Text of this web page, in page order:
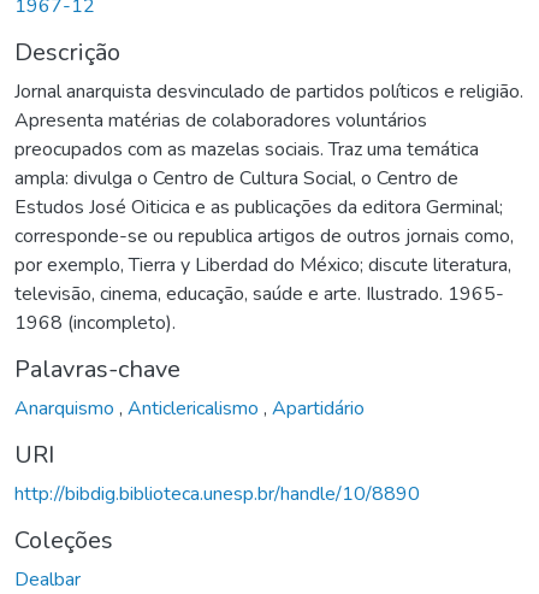
1967-12
Descrição
Jornal anarquista desvinculado de partidos políticos e religião.
Apresenta matérias de colaboradores voluntários
preocupados com as mazelas sociais. Traz uma temática
ampla: divulga o Centro de Cultura Social, o Centro de
Estudos José Oiticica e as publicações da editora Germinal;
corresponde-se ou republica artigos de outros jornais como,
por exemplo, Tierra y Liberdad do México; discute literatura,
televisão, cinema, educação, saúde e arte. Ilustrado. 1965-
1968 (incompleto).
Palavras-chave
Anarquismo , Anticlericalismo , Apartidário
URI
http://bibdig.biblioteca.unesp.br/handle/10/8890
Coleções
Dealbar